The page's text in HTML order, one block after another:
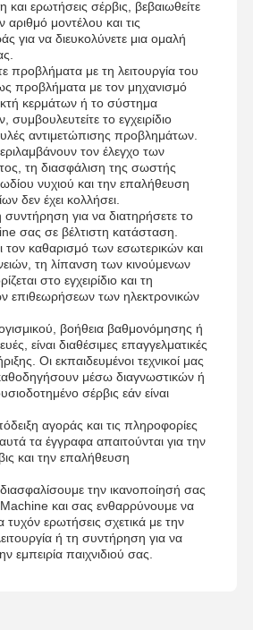
και ερωτήσεις σέρβις, βεβαιωθείτε
αριθμό μοντέλου και τις
για να διευκολύνετε μια ομαλή
προβλήματα με τη λειτουργία του
προβλήματα με τον μηχανισμό
κερμάτων ή το σύστημα
συμβουλευτείτε το εγχειρίδιο
αντιμετώπισης προβλημάτων.
τον έλεγχο των
τη διασφάλιση της σωστής
νυχιού και την επαλήθευση
δεν έχει κολλήσει.
συντήρηση για να διατηρήσετε το
σας σε βέλτιστη κατάσταση.
τον καθαρισμό των εσωτερικών και
τη λίπανση των κινούμενων
στο εγχειρίδιο και τη
επιθεωρήσεων των ηλεκτρονικών
βοήθεια βαθμονόμησης ή
είναι διαθέσιμες επαγγελματικές
Οι εκπαιδευμένοι τεχνικοί μας
μέσω διαγνωστικών ή
σέρβις εάν είναι
αγοράς και τις πληροφορίες
τα έγγραφα απαιτούνται για την
και την επαλήθευση
την ικανοποίησή σας
και σας ενθαρρύνουμε να
τυχόν ερωτήσεις σχετικά με την
ή τη συντήρηση για να
εμπειρία παιχνιδιού σας.